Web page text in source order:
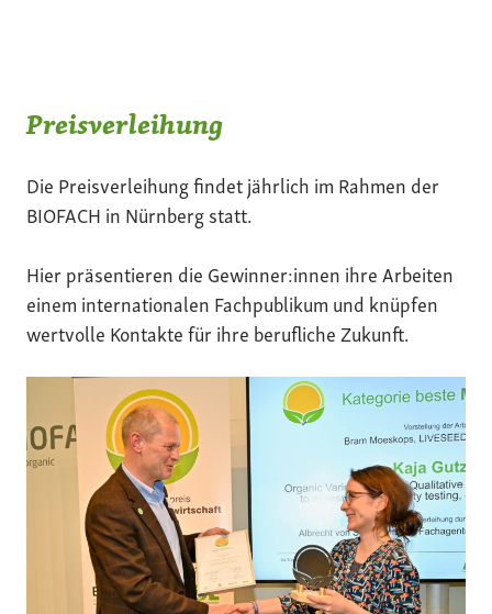
Preisverleihung
Die Preisverleihung findet jährlich im Rahmen der
BIOFACH in Nürnberg statt.
Hier präsentieren die Gewinner:innen ihre Arbeiten
einem internationalen Fachpublikum und knüpfen
wertvolle Kontakte für ihre berufliche Zukunft.